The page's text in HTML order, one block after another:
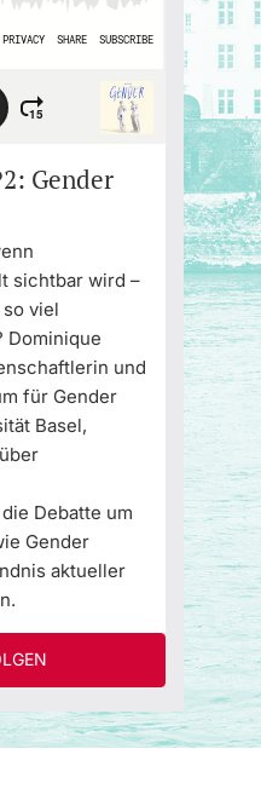
Gender
sichtbar wird –
viel
Dominique
und
für Gender
Basel,
Debatte um
Gender
aktueller